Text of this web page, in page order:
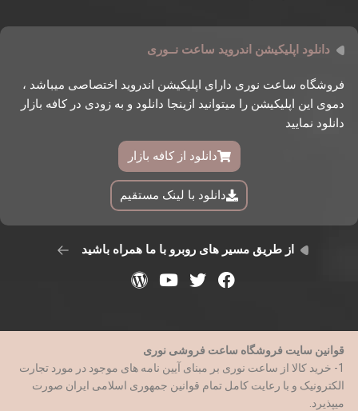
دانلود اپلیکیشن اندروید ساعت نــوری
فروشگاه ساعت نوری دارای اپلیکیشن اندروید اختصاصی میباشد ،
دموی این اپلیکیشن را میتوانید ازینجا دانلود و به زودی در کافه بازار
دانلود نمایید
دانلود از کافه بازار
دانلود با لینک مستقیم
از طریق مسیر های روبرو با ما همراه باشید
قوانین سایت فروشگاه ساعت فروشی نوری
1- خرید کالا از ساعت نوری بر مبنای آیین نامه های موجود در مورد تجارت
الکترونیک و با رعایت کامل تمام قوانین جمهوری اسلامی ایران صورت
میپذیرد.